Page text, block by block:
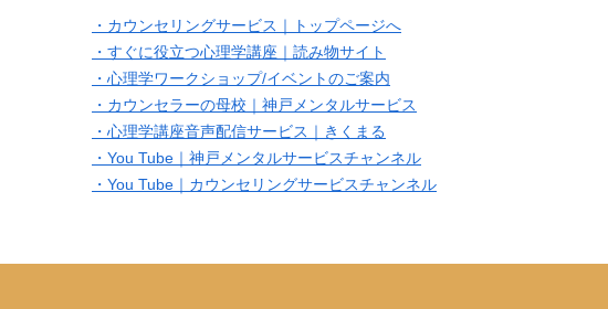
・カウンセリングサービス｜トップページへ
・すぐに役立つ心理学講座｜読み物サイト
・心理学ワークショップ/イベントのご案内
・カウンセラーの母校｜神戸メンタルサービス
・心理学講座音声配信サービス｜きくまる
・You Tube｜神戸メンタルサービスチャンネル
・You Tube｜カウンセリングサービスチャンネル